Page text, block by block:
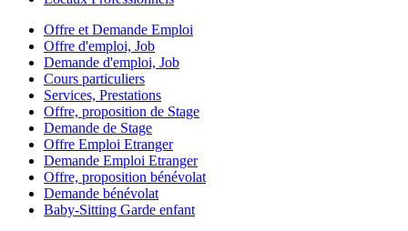
Offre et Demande Emploi
Offre d'emploi, Job
Demande d'emploi, Job
Cours particuliers
Services, Prestations
Offre, proposition de Stage
Demande de Stage
Offre Emploi Etranger
Demande Emploi Etranger
Offre, proposition bénévolat
Demande bénévolat
Baby-Sitting Garde enfant